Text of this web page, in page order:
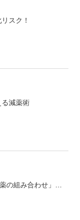
スク！
る減薬術
の組み合わせ」…